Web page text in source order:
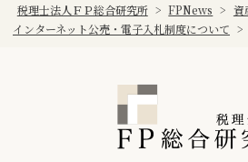
税理士法人ＦＰ総合研究所 > FPNews > 資
インターネット公売・電子入札制度について >